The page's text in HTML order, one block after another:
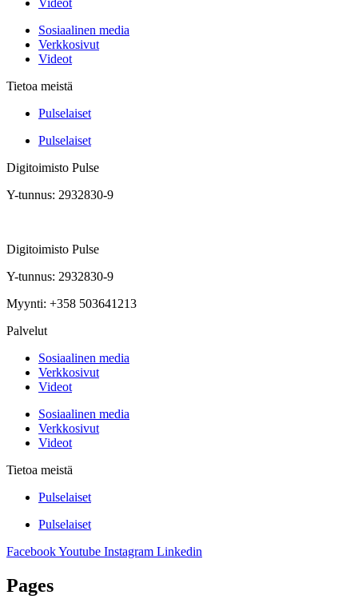
Sosiaalinen media
Verkkosivut
Videot
Tietoa meistä
Pulselaiset
Pulselaiset
Digitoimisto Pulse
Y-tunnus: 2932830-9
Digitoimisto Pulse
Y-tunnus: 2932830-9
Myynti: +358 503641213
Palvelut
Sosiaalinen media
Verkkosivut
Videot
Sosiaalinen media
Verkkosivut
Videot
Tietoa meistä
Pulselaiset
Pulselaiset
FacebookYoutube Instagram Linkedin
Pages